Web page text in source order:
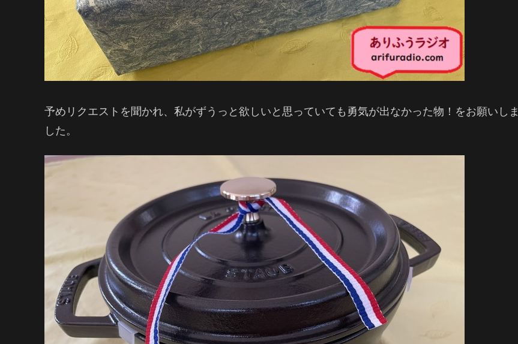
予めリクエストを聞かれ、私がずうっと欲しいと思っていても勇気が出なかった物！をお願いしま
した。